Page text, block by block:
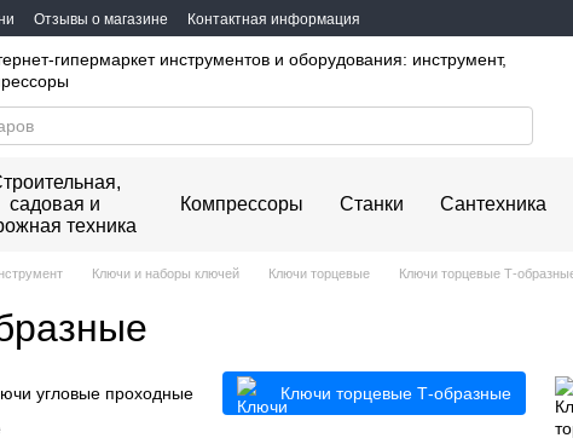
Отзывы о магазине Контактная информация
гипермаркет инструментов и оборудования: инструмент,
садовая и
техника
Компрессоры Станки Сантехника
Ключи и наборы ключей Ключи торцевые Ключи торцевые Т-
угловые проходные Ключи торцевые Т-образные